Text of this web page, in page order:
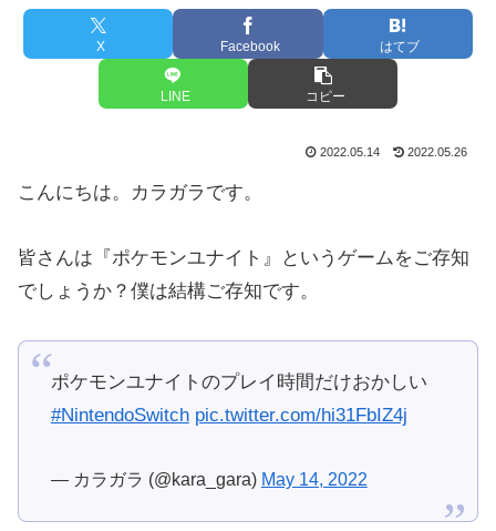
X Facebook はてブ
LINE コピー
2022.05.14 2022.05.26
こんにちは。カラガラです。
皆さんは『ポケモンユナイト』というゲームをご存知
でしょうか？僕は結構ご存知です。
ポケモンユナイトのプレイ時間だけおかしい
#NintendoSwitch pic.twitter.com/hi31FbIZ4j
— カラガラ (@kara_gara) May 14, 2022